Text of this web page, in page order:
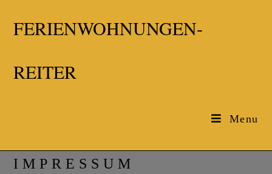
FERIENWOHNUNGEN-
REITER
Menu
IMPRESSUM